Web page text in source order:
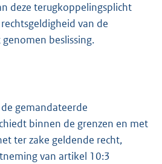
deze terugkoppelingsplicht
van de
beslissing.
gemandateerde
binnen de grenzen en met
ter zake geldende recht,
van artikel 10:3